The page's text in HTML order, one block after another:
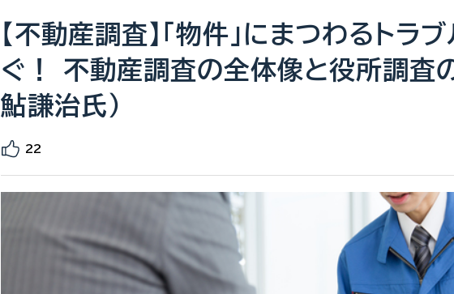
【不動産調査】「物件」にまつわるトラ
ぐ！ 不動産調査の全体像と役所調査の
鮎謙治氏）
22